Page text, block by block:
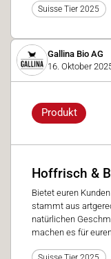
Suisse Tier 2025
Gallina Bio AG
16. Oktober
Produkt
Hoffrisch &
Bietet euren
stammt aus
natürlichen
machen es für